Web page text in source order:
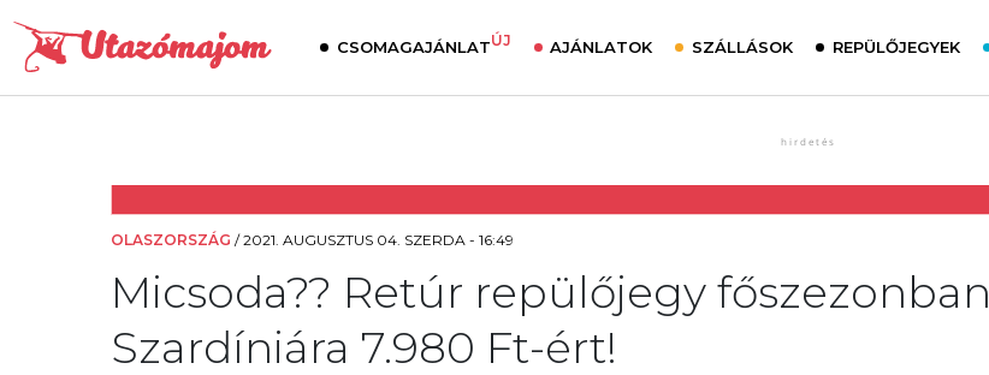
CSOMAGAJÁNLATÚJ AJÁNLATOK SZÁLLÁSOK REPÜLŐJEGYEK
OLASZORSZÁG /2021. AUGUSZTUS 04. SZERDA - 16:49
Micsoda?? Retúr repülőjegy főszezonban
Szardíniára 7.980 Ft-ért!